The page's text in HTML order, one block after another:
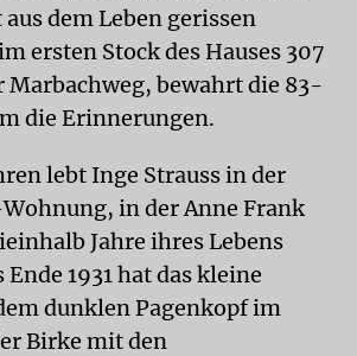
dem Leben gerissen
ersten Stock des Hauses 307
bewahrt die 83-
die Erinnerungen.
lebt Inge Strauss in der
in der Anne Frank
Jahre ihres Lebens
1931 hat das kleine
dunklen Pagenkopf im
Birke mit den